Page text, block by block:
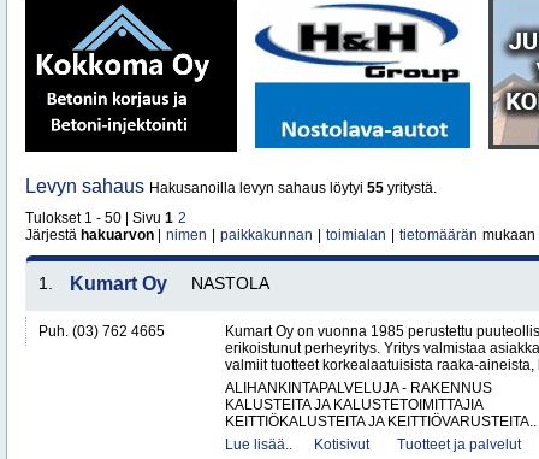
Levyn sahaus Hakusanoilla levyn sahaus löytyi 55 yritystä.
Tulokset 1 - 50 | Sivu 1 2
Järjestä hakuarvon nimen paikkakunnan toimialan tietomäärän mukaan
1. Kumart Oy NASTOLA
Puh. (03) 762 4665
Kumart Oy on vuonna 1985 perustettu
erikoistunut perheyritys. Yritys valmistaa
valmiit tuotteet korkealaatuisista raaka-aineista,
ALIHANKINTAPALVELUJA - RAKENNUS
KALUSTEITA JA KALUSTETOIMITTAJIA
KEITTIÖKALUSTEITA JA KEITTIÖVARUSTEITA..
Lue lisää..
Kotisivut Tuotteet ja palvelut